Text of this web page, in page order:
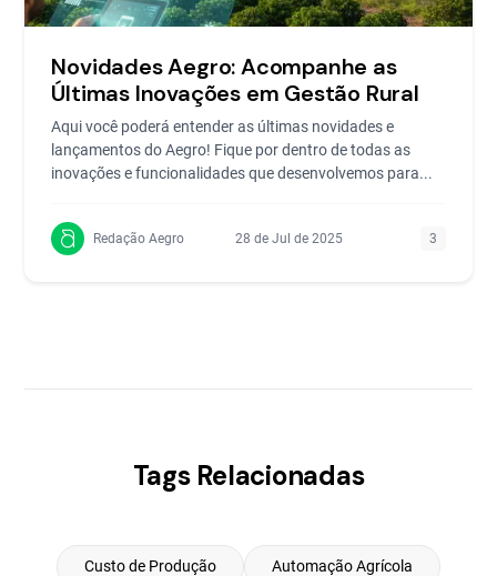
Novidades Aegro: Acompanhe as
Últimas Inovações em Gestão Rural
Aqui você poderá entender as últimas novidades e
lançamentos do Aegro! Fique por dentro de todas as
inovações e funcionalidades que desenvolvemos para...
Redação Aegro 28 de Jul de 2025 3
Tags Relacionadas
Custo de Produção Automação Agrícola